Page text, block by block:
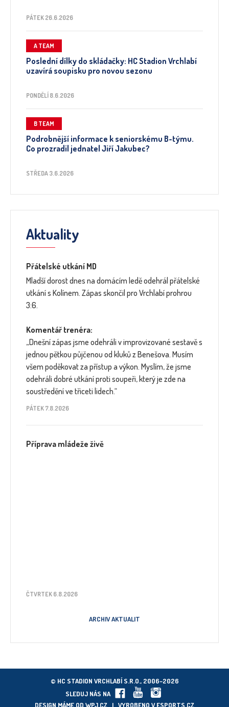
PÁTEK 26.6.2026
A TEAM
Poslední dílky do skládačky: HC Stadion Vrchlabí
uzavírá soupisku pro novou sezonu
PONDĚLÍ 8.6.2026
B TEAM
Podrobnější informace k seniorskému B-týmu.
Co prozradil jednatel Jiří Jakubec?
STŘEDA 3.6.2026
Aktuality
Přátelské utkání MD
Mladší dorost dnes na domácím ledě odehrál přátelské
utkání s Kolínem. Zápas skončil pro Vrchlabí prohrou
3:6.
Komentář trenéra:
„Dnešní zápas jsme odehráli v improvizované sestavě s
jednou pětkou půjčenou od kluků z Benešova. Musím
všem poděkovat za přístup a výkon. Myslím, že jsme
odehráli dobré utkání proti soupeři, který je zde na
soustředění ve třiceti lidech.“
PÁTEK 7.8.2026
Příprava mládeže živě
ČTVRTEK 6.8.2026
ARCHIV AKTUALIT
© HC STADION VRCHLABÍ S.R.O., 2006–2026
SLEDUJ NÁS NA
DESIGN MÁME OD WPJ.CZ | VYROBENO VESPORTS.CZ